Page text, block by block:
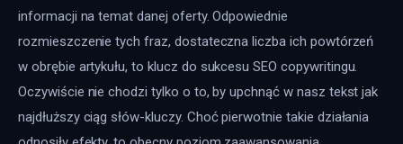
informacji na temat danej oferty. Odpowiednie
rozmieszczenie tych fraz, dostateczna liczba ich powtórzeń
w obrębie artykułu, to klucz do sukcesu SEO copywritingu.
Oczywiście nie chodzi tylko o to, by upchnąć w nasz tekst jak
najdłuższy ciąg słów-kluczy. Choć pierwotnie takie działania